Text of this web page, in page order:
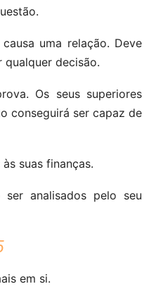
uma relação. Deve
qualquer decisão.
Os seus superiores
conseguirá ser capaz de
suas finanças.
ser analisados pelo seu
em si.